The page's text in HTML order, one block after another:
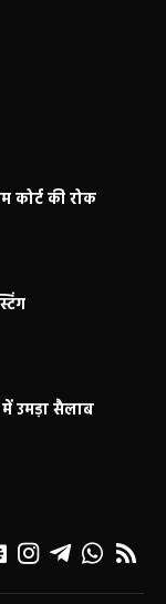
कोर्ट की रोक
में उमड़ा सैलाब